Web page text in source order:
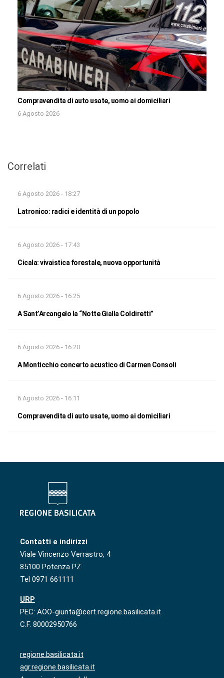
Compravendita di auto usate, uomo ai domiciliari
6 Agosto 2026
Correlati
6 Agosto 2026 - 18:27
Latronico: radici e identità di un popolo
6 Agosto 2026 - 17:43
Cicala: vivaistica forestale, nuova opportunità
6 Agosto 2026 - 16:25
A Sant’Arcangelo la “Notte Gialla Coldiretti”
6 Agosto 2026 - 16:20
A Monticchio concerto acustico di Carmen Consoli
6 Agosto 2026 - 16:11
Compravendita di auto usate, uomo ai domiciliari
Contatti e indirizzi
Viale Vincenzo Verrastro, 4
85100 Potenza PZ
Tel 0971 661111
URP
PEC: AOO-giunta@cert.regione.basilicata.it
C.F. 80002950766
regione.basilicata.it
agr.regione.basilicata.it